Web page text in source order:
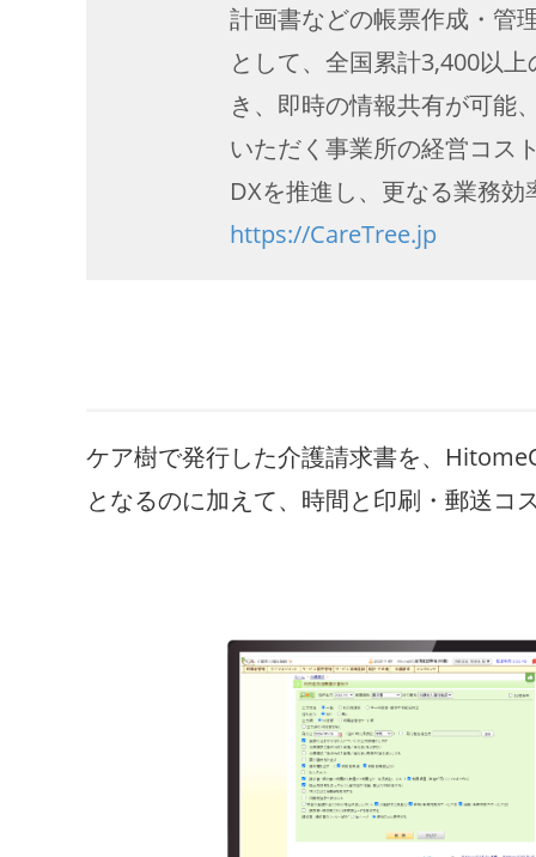
計画書などの帳票作成・管
として、全国累計3,400以
き、即時の情報共有が可能
いただく事業所の経営コス
DXを推進し、更なる業務
https://CareTree.jp
ケア樹で発行した介護請求書を、
となるのに加えて、時間と印刷・郵送コ